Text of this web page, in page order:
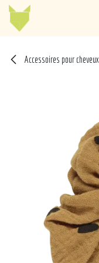
Se rendre au contenu
Accessoires pour cheveux